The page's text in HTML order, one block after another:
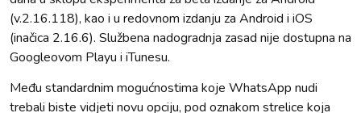
(v.2.16.118), kao i u redovnom izdanju za Android i iOS
(inačica 2.16.6). Službena nadogradnja zasad nije dostupna na
Googleovom Playu i iTunesu.
Među standardnim mogućnostima koje WhatsApp nudi
trebali biste vidjeti novu opciju, pod oznakom strelice koja